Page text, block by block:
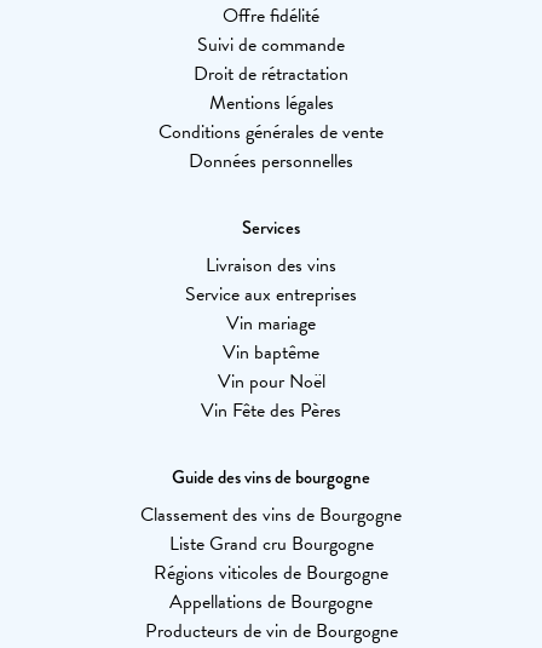
Offre fidélité
Suivi de commande
Droit de rétractation
Mentions légales
Conditions générales de vente
Données personnelles
Services
Livraison des vins
Service aux entreprises
Vin mariage
Vin baptême
Vin pour Noël
Vin Fête des Pères
Guide des vins de bourgogne
Classement des vins de Bourgogne
Liste Grand cru Bourgogne
Régions viticoles de Bourgogne
Appellations de Bourgogne
Producteurs de vin de Bourgogne